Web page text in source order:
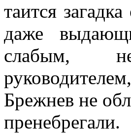
таится
даже
слабым,
Брежнев не